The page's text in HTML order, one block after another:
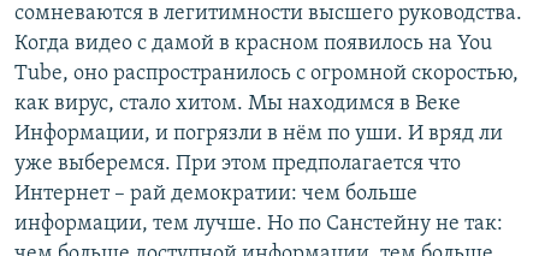
сомневаются в легитимности высшего руководства.
Когда видео с дамой в красном появилось на You
Tube, оно распространилось с огромной скоростью,
как вирус, стало хитом. Мы находимся в Веке
Информации, и погрязли в нём по уши. И вряд ли
уже выберемся. При этом предполагается что
Интернет – рай демократии: чем больше
информации, тем лучше. Но по Санстейну не так: